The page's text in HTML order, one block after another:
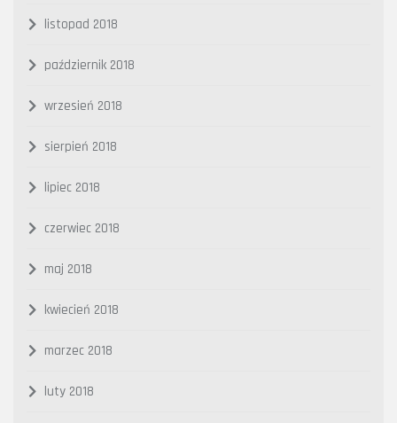
listopad 2018
październik 2018
wrzesień 2018
sierpień 2018
lipiec 2018
czerwiec 2018
maj 2018
kwiecień 2018
marzec 2018
luty 2018